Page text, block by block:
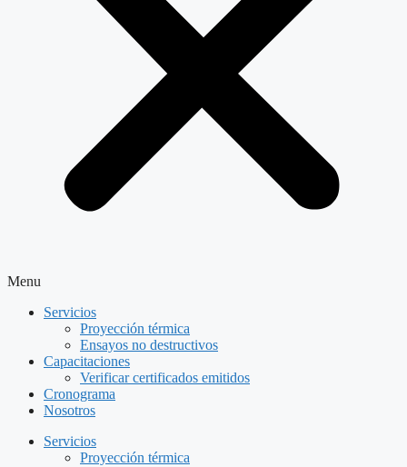
Menu
Servicios
Proyección térmica
Ensayos no destructivos
Capacitaciones
Verificar certificados emitidos
Cronograma
Nosotros
Servicios
Proyección térmica